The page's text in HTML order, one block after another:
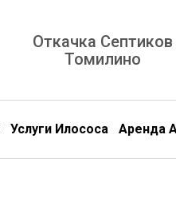
Откачка Септиков
Томилино
Услуги Илососа Аренда